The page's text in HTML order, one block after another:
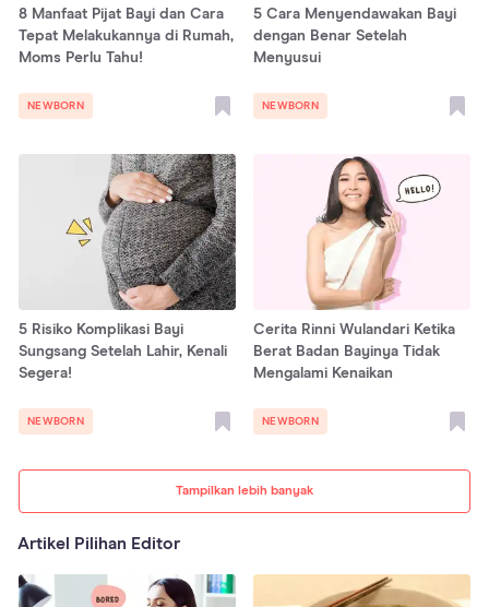
Tampilkan lebih banyak
8 Manfaat Pijat Bayi dan Cara
Tepat Melakukannya di Rumah,
Moms Perlu Tahu!
NEWBORN
5 Cara Menyendawakan Bayi
dengan Benar Setelah
Menyusui
NEWBORN
5 Risiko Komplikasi Bayi
Sungsang Setelah Lahir, Kenali
Segera!
NEWBORN
Cerita Rinni Wulandari Ketika
Berat Badan Bayinya Tidak
Mengalami Kenaikan
NEWBORN
Artikel Pilihan Editor